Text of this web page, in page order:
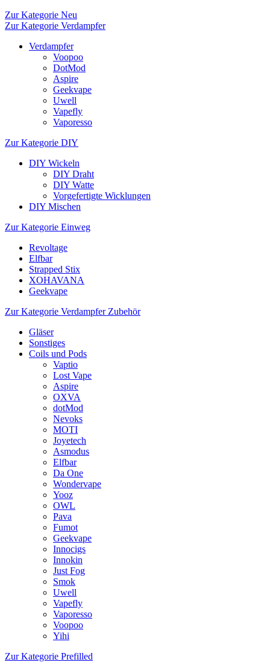
Zur Kategorie Neu
Zur Kategorie Verdampfer
Verdampfer
Voopoo
DotMod
Aspire
Geekvape
Uwell
Vapefly
Vaporesso
Zur Kategorie DIY
DIY Wickeln
DIY Draht
DIY Watte
Vorgefertigte Wicklungen
DIY Mischen
Zur Kategorie Einweg
Revoltage
Elfbar
Strapped Stix
XOHAVANA
Geekvape
Zur Kategorie Verdampfer Zubehör
Gläser
Sonstiges
Coils und Pods
Vaptio
Lost Vape
Aspire
OXVA
dotMod
Nevoks
MOTI
Joyetech
Asmodus
Elfbar
Da One
Wondervape
Yooz
OWL
Pava
Fumot
Geekvape
Innocigs
Innokin
Just Fog
Smok
Uwell
Vapefly
Vaporesso
Voopoo
Yihi
Zur Kategorie Prefilled